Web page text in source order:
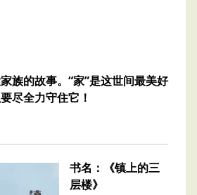
族的故事。“家”是这世间最美好
尽全力守住它！
书名：《镇上的三
层楼》